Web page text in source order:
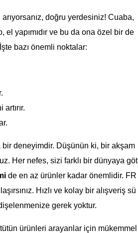
doğru yerdesiniz! Cuaba,
yapımıdır ve bu da ona özel bir de
bazı önemli noktalar:
deneyimdir. Düşünün ki, bir akşam
Her nefes, sizi farklı bir dünyaya göt
de en az ürünler kadar önemlidir. FR
Hızlı ve kolay bir alışveriş sü
gerek yoktur.
ürünleri arayanlar için mükemmel